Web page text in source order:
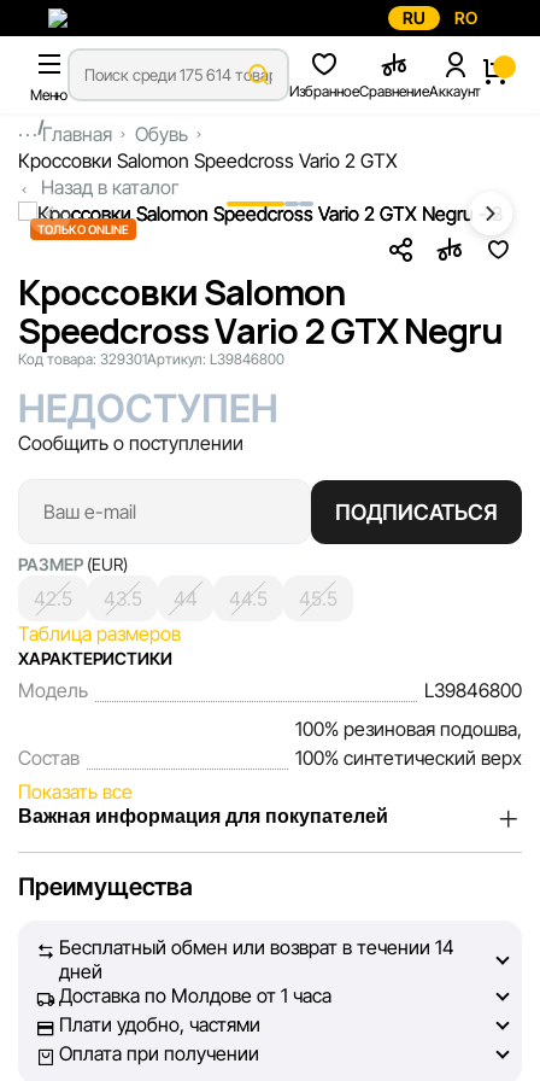
RU RO
Меню ИзбранноеСравнениеАккаунт
...Главная
Обувь
Кроссовки Salomon Speedcross Vario 2 GTX
Назад в каталог
ТОЛЬКО ONLINE
Кроссовки Salomon
Speedcross Vario 2 GTX Negru
Код товара: 329301Артикул: L39846800
НЕДОСТУПЕН
Сообщить о поступлении
ПОДПИСАТЬСЯ
РАЗМЕР (EUR)
42.5 43.5 44 44.5
45.5
Таблица размеров
ХАРАКТЕРИСТИКИ
Модель L39846800
Состав
100% резиновая подошва,
100% синтетический верх
Показать все
Важная информация для покупателей
наших покупателей. Каждый день мы работаем над тем,
на сайте, была максимально полной, объективной и
актуальной. Наша цель — обеспечить вас достоверной
информацией, чтобы вы смогли принять лучшее
решение о покупке.
Преимущества
Бесплатный обмен или возврат в течении 14
дней
Доставка по Молдове от 1 часа
Плати удобно, частями
Оплата при получении